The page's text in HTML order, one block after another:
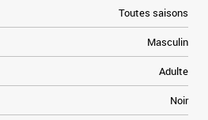
Toutes saisons
Masculin
Adulte
Noir